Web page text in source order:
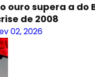
ouro supera a do
de 2008
02, 2026